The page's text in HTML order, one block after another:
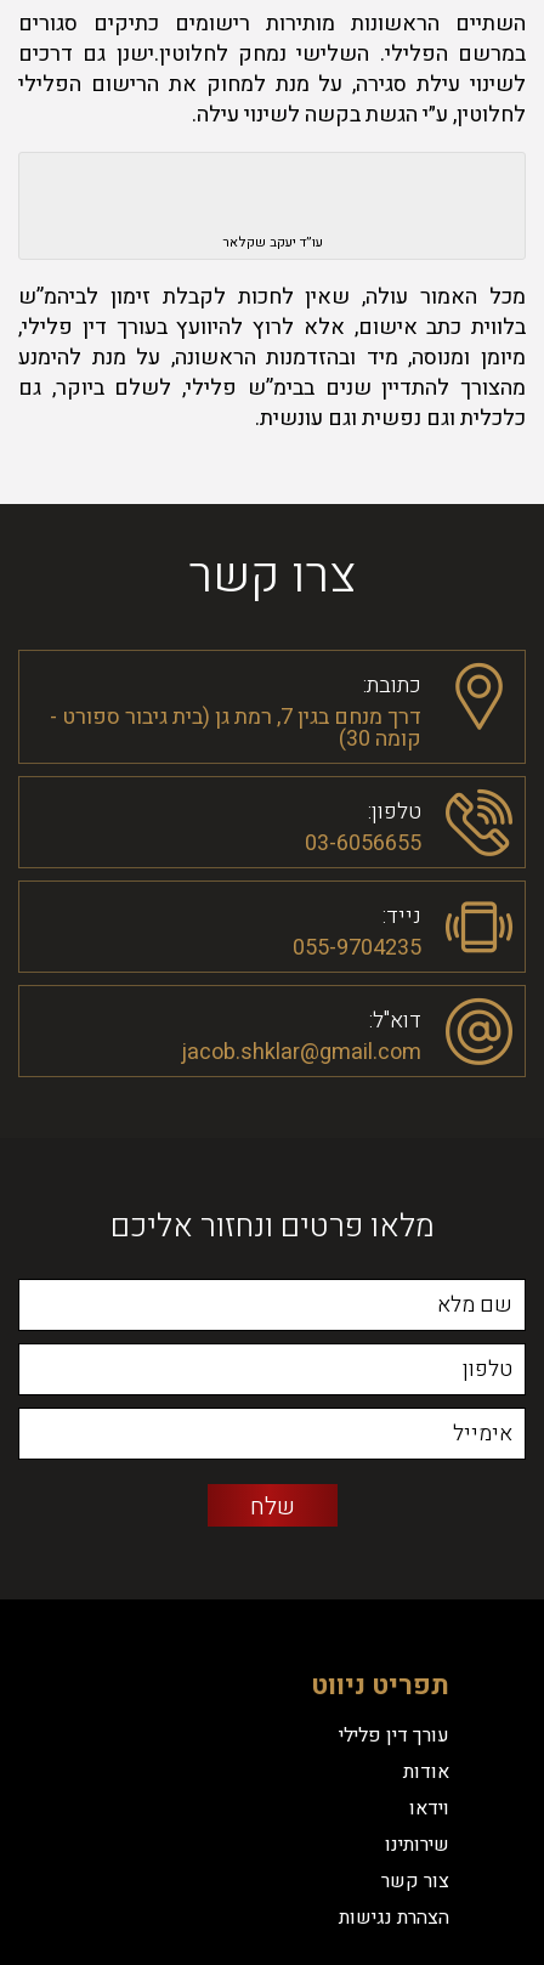
השתיים הראשונות מותירות רישומים כתיקים סגורים
במרשם הפלילי. השלישי נמחק לחלוטין.ישנן גם דרכים
לשינוי עילת סגירה, על מנת למחוק את הרישום הפלילי
לחלוטין, ע״י הגשת בקשה לשינוי עילה.
עו”ד יעקב שקלאר
מכל האמור עולה, שאין לחכות לקבלת זימון לביהמ”ש
בלווית כתב אישום, אלא לרוץ להיוועץ בעורך דין פלילי,
מיומן ומנוסה, מיד ובהזדמנות הראשונה, על מנת להימנע
מהצורך להתדיין שנים בבימ”ש פלילי, לשלם ביוקר, גם
כלכלית וגם נפשית וגם עונשית.
צרו קשר
כתובת:
דרך מנחם בגין 7, רמת גן (בית גיבור ספורט -
קומה 30)
טלפון:
03-6056655
נייד:
055-9704235
דוא"ל:
jacob.shklar@gmail.com
מלאו פרטים ונחזור אליכם
תפריט ניווט
עורך דין פלילי
אודות
וידאו
שירותינו
צור קשר
הצהרת נגישות